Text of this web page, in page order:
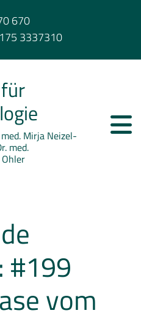
670
3337310
med. Mirja Neizel-
med.
#199
vom